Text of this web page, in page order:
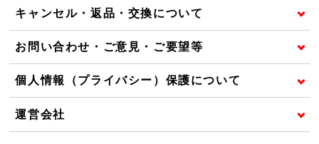
キャンセル・返品・交換について
お問い合わせ・ご意見・ご要望等
個人情報（プライバシー）保護について
運営会社